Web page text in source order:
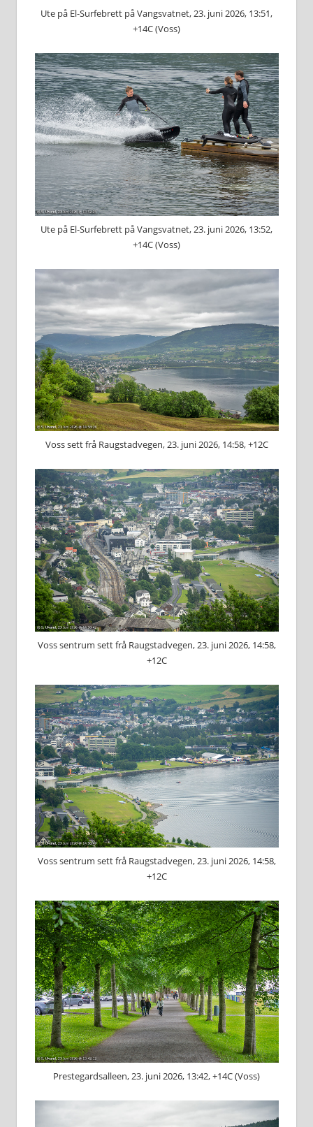
Ute på El-Surfebrett på Vangsvatnet, 23. juni 2026, 13:51,
+14C (Voss)
Ute på El-Surfebrett på Vangsvatnet, 23. juni 2026, 13:52,
+14C (Voss)
Voss sett frå Raugstadvegen, 23. juni 2026, 14:58, +12C
Voss sentrum sett frå Raugstadvegen, 23. juni 2026, 14:58,
+12C
Voss sentrum sett frå Raugstadvegen, 23. juni 2026, 14:58,
+12C
Prestegardsalleen, 23. juni 2026, 13:42, +14C (Voss)